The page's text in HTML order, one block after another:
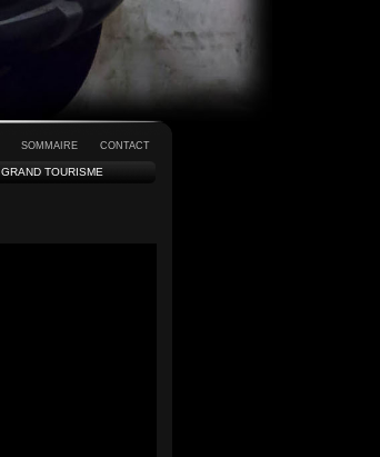
SOMMAIRE CONTACT
GRAND TOURISME